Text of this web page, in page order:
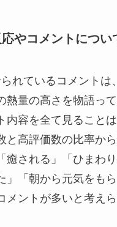
やコメントについ
れているコメントは
熱量の高さを物語っ
内容を全て見ること
と高評価数の比率から
癒される」「ひまわ
」「朝から元気をも
メントが多いと考えら